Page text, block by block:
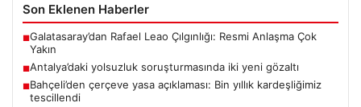
Son Eklenen Haberler
■Galatasaray’dan Rafael Leao Çılgınlığı: Resmi Anlaşma Çok
Yakın
■Antalya’daki yolsuzluk soruşturmasında iki yeni gözaltı
■Bahçeli’den çerçeve yasa açıklaması: Bin yıllık kardeşliğimiz
tescillendi